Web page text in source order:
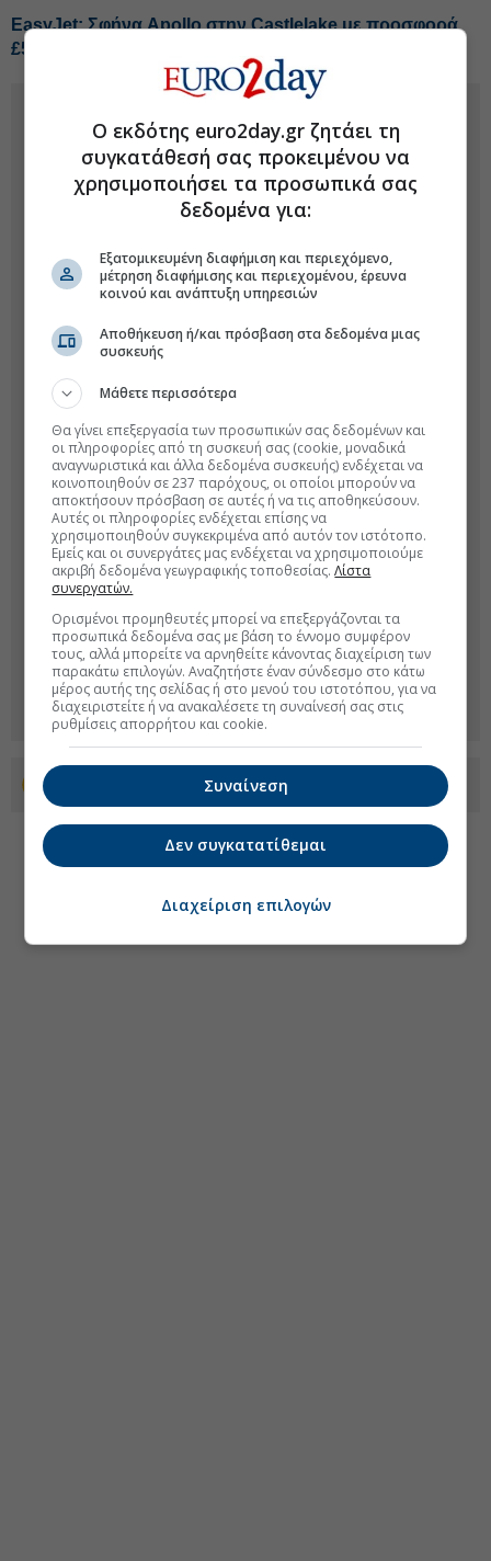
EasyJet: Σφήνα Apollo στην Castlelake με προσφορά
£5,7 δισ.
Προσθέστε το euro2day.gr στο Discover
Ο εκδότης euro2day.gr ζητάει τη
συγκατάθεσή σας προκειμένου να
χρησιμοποιήσει τα προσωπικά σας
δεδομένα για:
Εξατομικευμένη διαφήμιση και περιεχόμενο,
μέτρηση διαφήμισης και περιεχομένου, έρευνα
κοινού και ανάπτυξη υπηρεσιών
Αποθήκευση ή/και πρόσβαση στα δεδομένα μιας
συσκευής
Μάθετε περισσότερα
Θα γίνει επεξεργασία των προσωπικών σας δεδομένων και
οι πληροφορίες από τη συσκευή σας (cookie, μοναδικά
αναγνωριστικά και άλλα δεδομένα συσκευής) ενδέχεται να
κοινοποιηθούν σε 237 παρόχους, οι οποίοι μπορούν να
αποκτήσουν πρόσβαση σε αυτές ή να τις αποθηκεύσουν.
Αυτές οι πληροφορίες ενδέχεται επίσης να
χρησιμοποιηθούν συγκεκριμένα από αυτόν τον ιστότοπο.
Εμείς και οι συνεργάτες μας ενδέχεται να χρησιμοποιούμε
ακριβή δεδομένα γεωγραφικής τοποθεσίας.Λίστα
συνεργατών.
Ορισμένοι προμηθευτές μπορεί να επεξεργάζονται τα
προσωπικά δεδομένα σας με βάση το έννομο συμφέρον
τους, αλλά μπορείτε να αρνηθείτε κάνοντας διαχείριση των
παρακάτω επιλογών. Αναζητήστε έναν σύνδεσμο στο κάτω
μέρος αυτής της σελίδας ή στο μενού του ιστοτόπου, για να
διαχειριστείτε ή να ανακαλέσετε τη συναίνεσή σας στις
ρυθμίσεις απορρήτου και cookie.
Συναίνεση
Δεν συγκατατίθεμαι
Διαχείριση επιλογών